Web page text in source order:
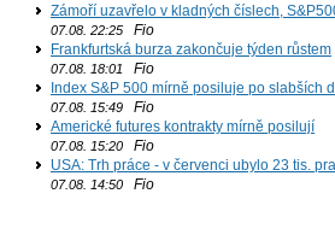
Zámoří uzavřelo v kladných číslech,
07.08. 22:25 Fio
Frankfurtská burza zakončuje týden růstem
07.08. 18:01
Fio
Index S&P 500 mírně posiluje po slabších
07.08. 15:49 Fio
Americké futures kontrakty mírně posilují
07.08. 15:20 Fio
USA: Trh práce - v červenci ubylo 23 tis.
07.08. 14:50 Fio